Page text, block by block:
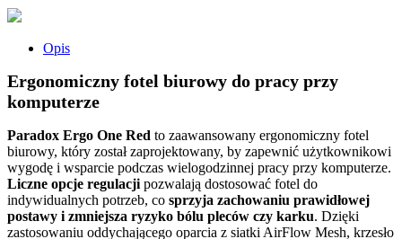
Opis
Ergonomiczny fotel biurowy do pracy przy
komputerze
Paradox Ergo One Red to zaawansowany ergonomiczny fotel
biurowy, który został zaprojektowany, by zapewnić użytkownikowi
wygodę i wsparcie podczas wielogodzinnej pracy przy komputerze.
Liczne opcje regulacji pozwalają dostosować fotel do
indywidualnych potrzeb, co sprzyja zachowaniu prawidłowej
postawy i zmniejsza ryzyko bólu pleców czy karku. Dzięki
zastosowaniu oddychającego oparcia z siatki AirFlow Mesh, krzesło